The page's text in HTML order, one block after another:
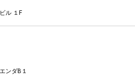
ル １F
ンダB１